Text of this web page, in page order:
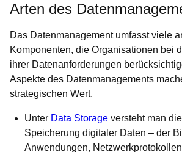
Arten des
Das Datenmanagement umfasst viele
Komponenten, die Organisationen bei
ihrer Datenanforderungen
Aspekte des Datenmanagements
strategischen Wert.
Unter Data Storage versteht man
Speicherung digitaler Daten – der
Anwendungen,